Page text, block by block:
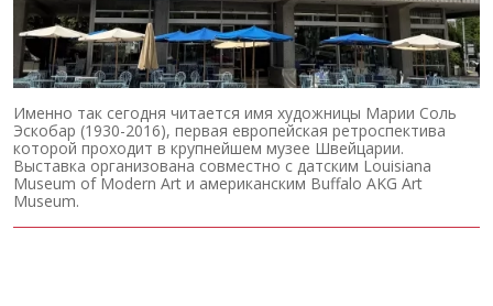
Именно так сегодня читается имя художницы Марии Соль
Эскобар (1930-2016), первая европейская ретроспектива
которой проходит в крупнейшем музее Швейцарии.
Выставка организована совместно с датским Louisiana
Museum of Modern Art и американским Buffalo AKG Art
Museum.